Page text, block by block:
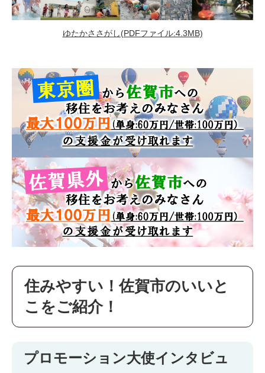
ゆたかささがし(PDFファイル:4.3MB)
住みやすい！佐賀市のいいと
こをご紹介！
プロモーション大使インタビュ